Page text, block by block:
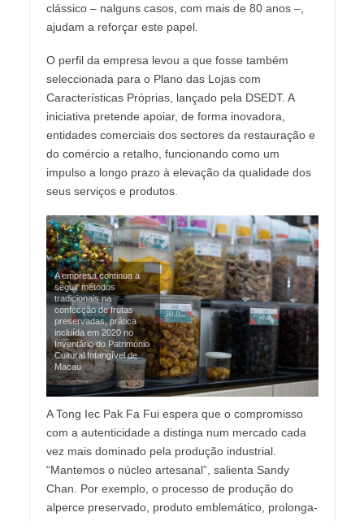
clássico – nalguns casos, com mais de 80 anos –,
ajudam a reforçar este papel.
O perfil da empresa levou a que fosse também
seleccionada para o Plano das Lojas com
Características Próprias, lançado pela DSEDT. A
iniciativa pretende apoiar, de forma inovadora,
entidades comerciais dos sectores da restauração e
do comércio a retalho, funcionando como um
impulso a longo prazo à elevação da qualidade dos
seus serviços e produtos.
A empresa continua a
seguir métodos
tradicionais na
confecção de frutas
preservadas, prática
incluída em 2020 no
Inventário do Património
Cultural Intangível de
Macau
A Tong Iec Pak Fa Fui espera que o compromisso
com a autenticidade a distinga num mercado cada
vez mais dominado pela produção industrial.
“Mantemos o núcleo artesanal”, salienta Sandy
Chan. Por exemplo, o processo de produção do
alperce preservado, produto emblemático, prolonga-